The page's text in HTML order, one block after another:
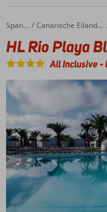
De
en het
zandstrand
voor de
deur
Een pluim
voor de
bediening
Comfortabel
verblijf in
luxe kamers
Met
"Privilege"
nog meer
genieten
Home Spanje Canarische Eilanden
HL Rio Playa Blanca
HL Rio Playa
All Inclusive-